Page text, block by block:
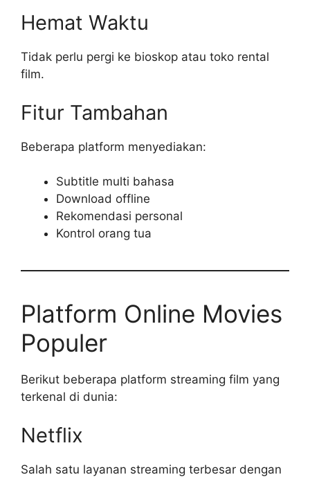
Hemat Waktu
Tidak perlu pergi ke bioskop atau toko rental
film.
Fitur Tambahan
Beberapa platform menyediakan:
Subtitle multi bahasa
Download offline
Rekomendasi personal
Kontrol orang tua
Platform Online Movies
Populer
Berikut beberapa platform streaming film yang
terkenal di dunia:
Netflix
Salah satu layanan streaming terbesar dengan